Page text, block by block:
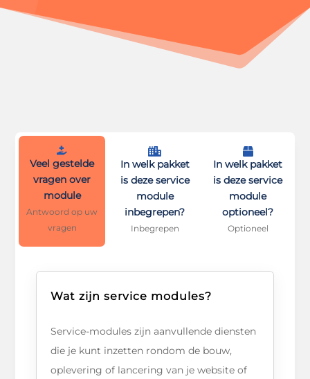

Veel gestelde
vragen over
module
Antwoord op uw
vragen

In welk pakket
is deze service
module
inbegrepen?
Inbegrepen

In welk pakket
is deze service
module
optioneel?
Optioneel
Wat zijn service modules?
Service-modules zijn aanvullende diensten
die je kunt inzetten rondom de bouw,
oplevering of lancering van je website of